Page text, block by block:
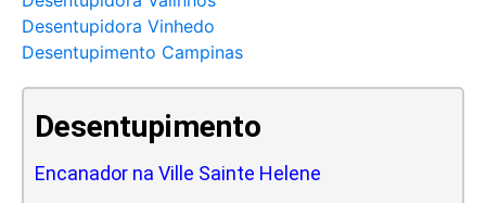
Desentupidora Vinhedo
Desentupimento Campinas
Desentupimento
Encanador na Ville Sainte Helene